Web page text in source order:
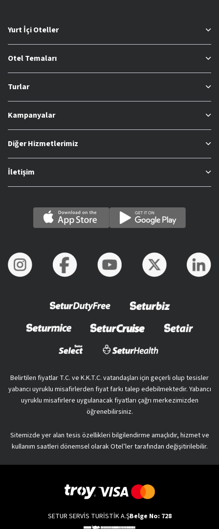
Yurt İçi Oteller
Otel Temaları
Turlar
Kampanyalar
Diğer Hizmetlerimiz
İletişim
Belirtilen fiyatlar T.C. ve K.K.T.C. vatandaşları için geçerli olup tesisler
yabancı uyruklu misafirlerden fiyat farkı talep edebilmektedir. Yabancı
uyruklu misafirlere uygulanacak fiyatları çağrı merkezimizden
öğrenebilirsiniz.
Sitemizde yer alan tesis özellikleri bilgilendirme amaçlıdır, hizmet ve
kullanım saatleri dönemsel olarak Otel’ler tarafından değişitirilebilir.
SETUR SERVİS TURİSTİK A.ŞBelge No: 728